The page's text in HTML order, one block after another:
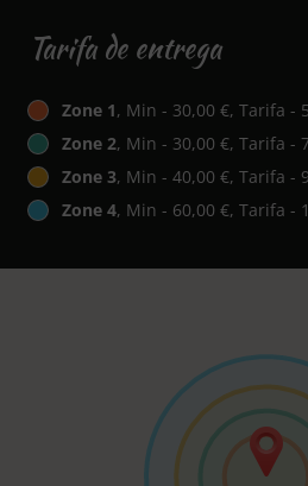
Tarifa de entrega
Zone 1, Min - 30,00 €, Tarifa -
Zone 2, Min - 30,00 €, Tarifa -
Zone 3, Min - 40,00 €, Tarifa -
Zone 4, Min - 60,00 €, Tarifa -